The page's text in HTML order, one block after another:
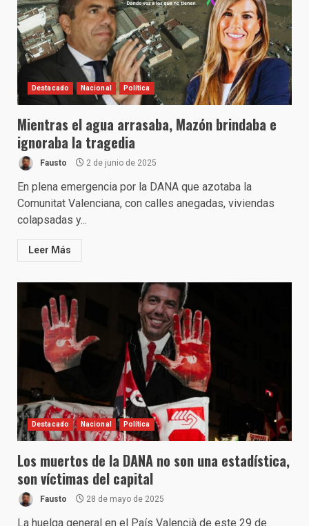
Destacado Nacional Política
Mientras el agua arrasaba, Mazón brindaba e
ignoraba la tragedia
Fausto 2 de junio de 2025
En plena emergencia por la DANA que azotaba la
Comunitat Valenciana, con calles anegadas, viviendas
colapsadas y...
Leer Más
Destacado Nacional Política
Los muertos de la DANA no son una estadística,
son víctimas del capital
Fausto 28 de mayo de 2025
La huelga general en el País Valencià de este 29 de